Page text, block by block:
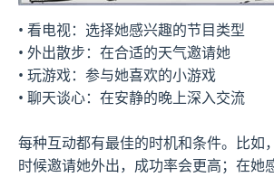
• 看电视：选择她感兴趣的节目类型
• 外出散步：在合适的天气邀请她
• 玩游戏：参与她喜欢的小游戏
• 聊天谈心：在安静的晚上深入交流
每种互动都有最佳的时机和条件。比如
时候邀请她外出，成功率会更高；在她